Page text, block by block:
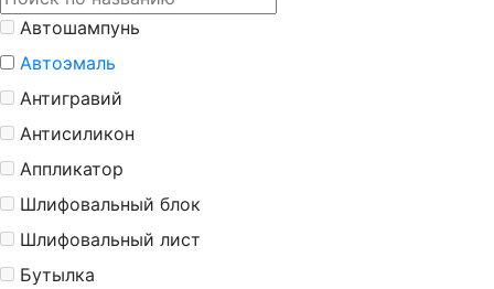
Автошампунь
Автоэмаль
Антигравий
Антисиликон
Аппликатор
Шлифовальный блок
Шлифовальный лист
Бутылка